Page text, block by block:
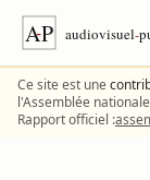
Aller au contenu
Ce site est une
l'Assemblée
Rapport officiel :